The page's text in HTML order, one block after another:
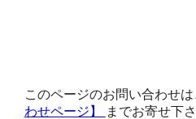
このページのお問い合わせは
わせページ】
までお寄せ下さ